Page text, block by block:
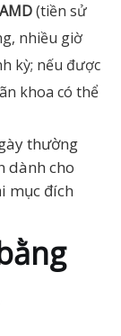
(tiền sử
nhiều giờ
kỳ; nếu được
khoa có thể
thường
dành cho
mục đích